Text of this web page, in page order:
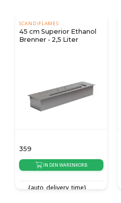
SCANDIFLAMES
45 cm Superior Ethanol
Brenner - 2,5 Liter
359
IN DEN WARENKORB
{auto_delivery_time}